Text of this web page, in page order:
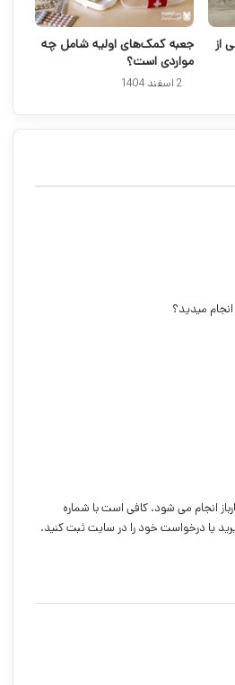
از
جعبه کمک‌های اولیه شامل چه
مواردی است؟
2 اسفند 1404
میدید؟
انجام می شود. کافی است با شماره